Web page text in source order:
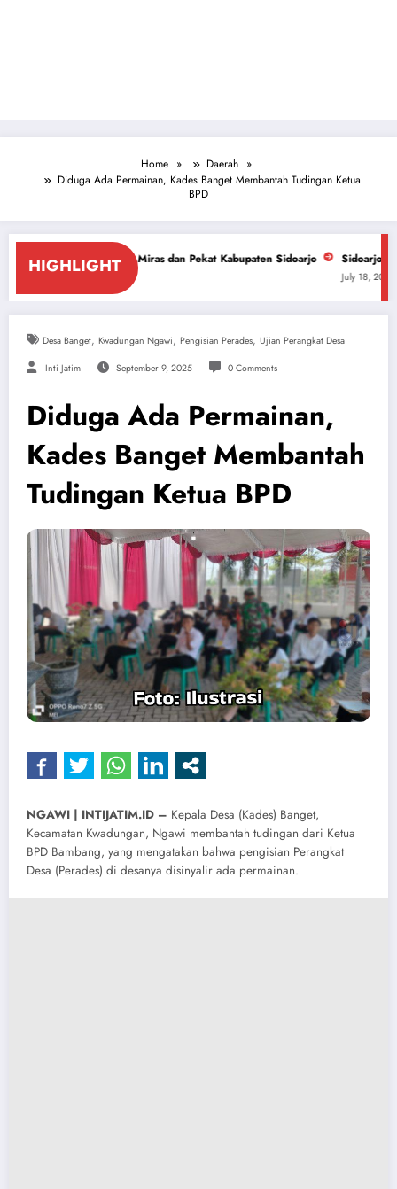
Home
Daerah
Diduga Ada Permainan, Kades Banget Membantah Tudingan Ketua
BPD
HIGHLIGHT
Miras dan Pekat Kabupaten Sidoarjo Sidoarjo Darurat Miras dan
Desa Banget, Kwadungan Ngawi, Pengisian Perades, Ujian Perangkat Desa
Inti Jatim September 9, 2025 0 Comments
Diduga Ada Permainan,
Kades Banget Membantah
Tudingan Ketua BPD
NGAWI | INTIJATIM.ID – Kepala Desa (Kades) Banget,
Kecamatan Kwadungan, Ngawi membantah tudingan dari Ketua
BPD Bambang, yang mengatakan bahwa pengisian Perangkat
Desa (Perades) di desanya disinyalir ada permainan.